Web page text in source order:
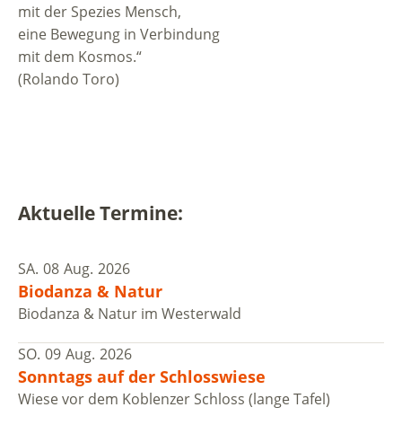
mit der Spezies Mensch,
eine Bewegung in Verbindung
mit dem Kosmos.“
(Rolando Toro)
Aktuelle Termine:
SA. 08 Aug. 2026
Biodanza & Natur
Biodanza & Natur im Westerwald
SO. 09 Aug. 2026
Sonntags auf der Schlosswiese
Wiese vor dem Koblenzer Schloss (lange Tafel)